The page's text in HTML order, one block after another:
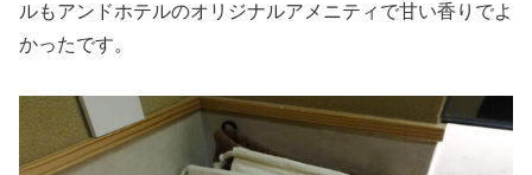
ルもアンドホテルのオリジナルアメニティで甘い香りでよ
かったです。